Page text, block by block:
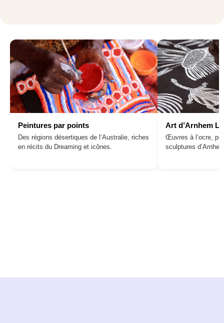
Peintures par points
Des régions désertiques de l’Australie, riches
en récits du Dreaming et icônes.
Art d’Arnhem
Œuvres à l’ocre,
sculptures